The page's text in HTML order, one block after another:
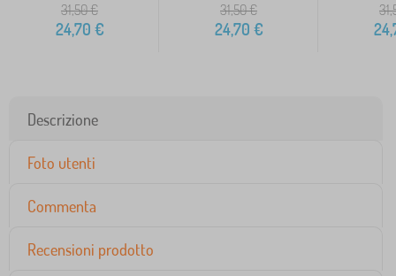
31,50€
24,70 €
31,50€
24,70 €
Descrizione
Foto utenti
Commenta
Recensioni prodotto